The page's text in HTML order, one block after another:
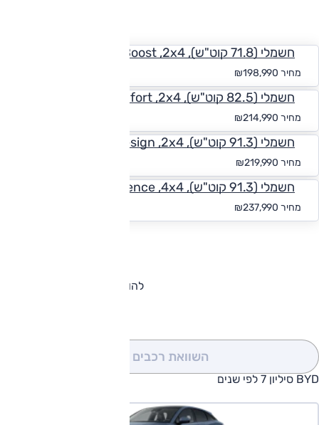
חשמלי (71.8 קוט"ש), Boost ,2x4
מחיר
חשמלי (82.5 קוט"ש), Comfort ,2x4
מחיר
חשמלי (91.3 קוט"ש), Design ,2x4
מחיר
חשמלי (91.3 קוט"ש), Excellence ,4x4
מחיר
להורדת קטלוג BYD סיליון 7
השוואת רכבים
BYD סיליון 7 לפי שנים